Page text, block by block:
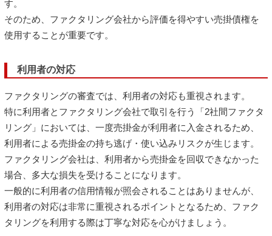
す。
そのため、ファクタリング会社から評価を得やすい売掛債権を
使用することが重要です。
利用者の対応
ファクタリングの審査では、利用者の対応も重視されます。
特に利用者とファクタリング会社で取引を行う「2社間ファクタ
リング」においては、一度売掛金が利用者に入金されるため、
利用者による売掛金の持ち逃げ・使い込みリスクが生じます。
ファクタリング会社は、利用者から売掛金を回収できなかった
場合、多大な損失を受けることになります。
一般的に利用者の信用情報が照会されることはありませんが、
利用者の対応は非常に重視されるポイントとなるため、ファク
タリングを利用する際は丁寧な対応を心がけましょう。